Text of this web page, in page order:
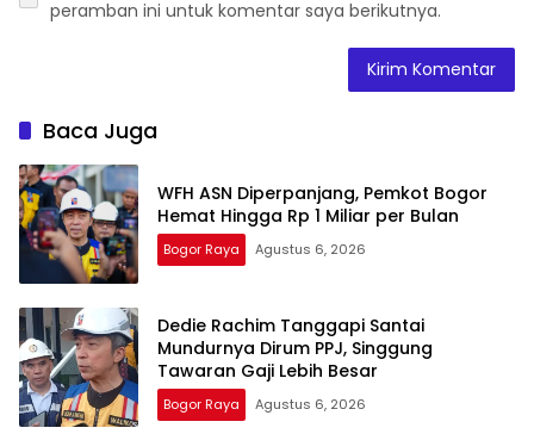
peramban ini untuk komentar saya berikutnya.
Baca Juga
WFH ASN Diperpanjang, Pemkot Bogor
Hemat Hingga Rp 1 Miliar per Bulan
Bogor Raya Agustus 6, 2026
Dedie Rachim Tanggapi Santai
Mundurnya Dirum PPJ, Singgung
Tawaran Gaji Lebih Besar
Bogor Raya Agustus 6, 2026